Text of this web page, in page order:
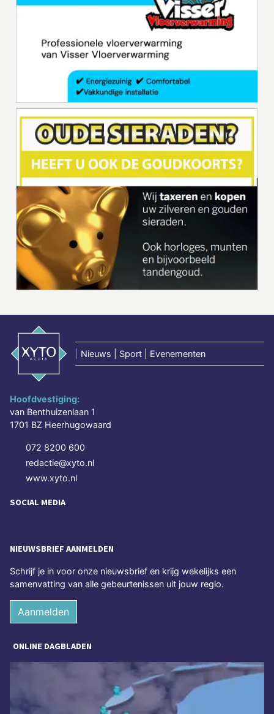
Nieuws | Sport | Evenementen
Hoofdvestiging:
van Benthuizenlaan 1
1701 BZ Heerhugowaard
072 8200 600
redactie@xyto.nl
www.xyto.nl
SOCIAL MEDIA
NIEUWSBRIEF AANMELDEN
Schrijf je in voor onze nieuwsbrief en krijg wekelijks een
samenvatting van alle gebeurtenissen uit jouw regio.
Aanmelden
ONLINE DAGBLADEN